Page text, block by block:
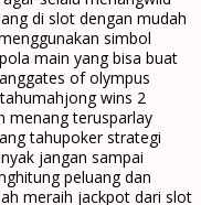
di slot dengan mudah
simbol
main yang bisa buat
gates of olympus
mahjong wins 2
menang terusparlay
tahupoker strategi
jangan sampai
peluang dan
meraih jackpot dari slot